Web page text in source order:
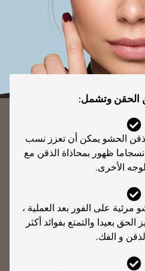
الحقن وتشمل:
الحشو يمكن أن تعزز نسب
ظهور بمحاذاة الذقن مع
الأخرى.
مرئية على الفور بعد العملية ،
بعيدا والتمتع بفوائد أكثر
و الفك.